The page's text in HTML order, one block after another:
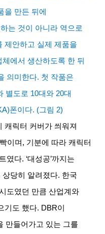
을 만든 뒤에
는 것이 아니라 역으로
제안하고 실제 제품을
에서 생산하도록 한 뒤
의미한다. 첫 작품은
별도로 10대와 20대
폰이다. (그림 2)
캐릭터 커버가 씌워져
이며, 기분에 따라 캐릭터
였다. ‘대성공’까지는
당히 알려졌다. 한국
도였던 만큼 산업계와
기도 했다. DBR이
만들어가고 있는 그를